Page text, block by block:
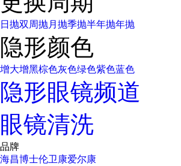
日抛双周抛月抛季抛半年抛年抛
隐形颜色
增大增黑棕色灰色绿色紫色蓝色
隐形眼镜频道
眼镜清洗
品牌
海昌博士伦卫康爱尔康